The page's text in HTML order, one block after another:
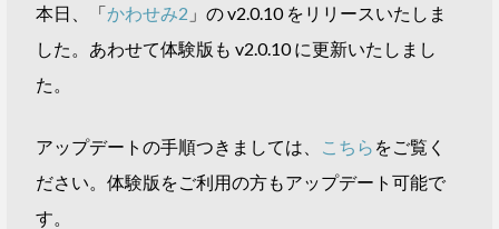
本日、「かわせみ2 」の v2.0.10 をリリースいたしま
した。あわせて体験版も v2.0.10 に更新いたしまし
た。
アップデートの手順つきましては、 こちら をご覧く
ださい。体験版をご利用の方もアップデート可能で
す。